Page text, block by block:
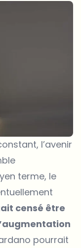
l’avenir
terme, le
censé être
pourrait